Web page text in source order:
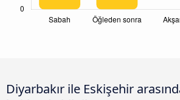
Diyarbakır ile Eskişehir